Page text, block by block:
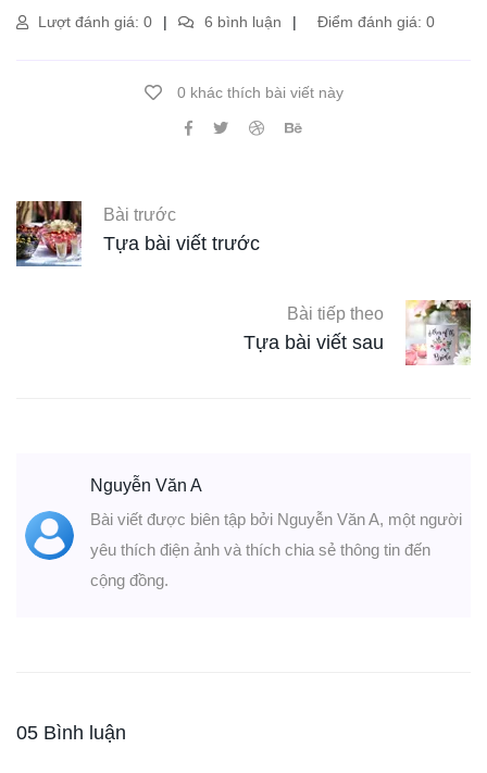
Lượt đánh giá: 0 6 bình luận Điểm đánh giá: 0
0 khác thích bài viết này
Bài trước
Tựa bài viết trước
Bài tiếp theo
Tựa bài viết sau
Nguyễn Văn A
Bài viết được biên tập bởi Nguyễn Văn A, một người
yêu thích điện ảnh và thích chia sẻ thông tin đến
cộng đồng.
05 Bình luận